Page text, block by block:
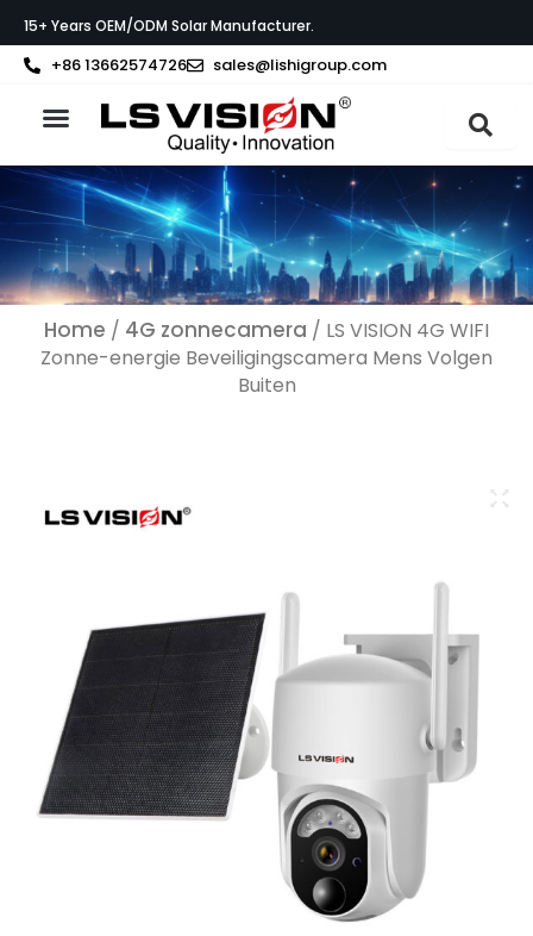
naar
de
15+ Years OEM/ODM Solar Manufacturer.
+86 13662574726 sales@lishigroup.com
Home / 4G zonnecamera / LS VISION 4G WIFI
Zonne-energie Beveiligingscamera Mens Volgen
Buiten